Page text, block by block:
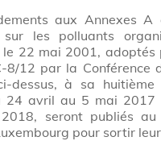
aux Annexes
sur les polluants
le 22 mai 2001, adoptés
8/12 par la Conférence
dessus, à sa
24 avril au 5 mai
seront publiés
pour sortir